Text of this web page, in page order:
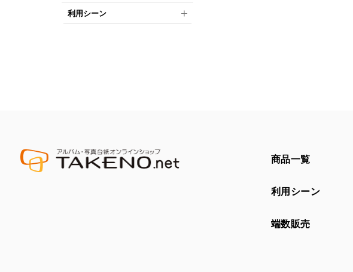
利用シーン
商品一覧
利用シーン
端数販売